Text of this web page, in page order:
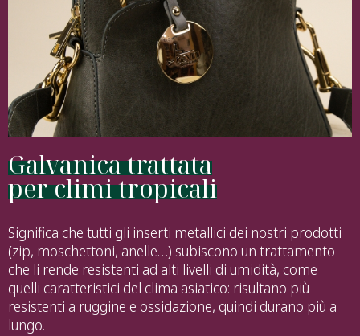
Galvanica trattata
per climi tropicali
Significa che tutti gli inserti metallici dei nostri prodotti
(zip, moschettoni, anelle…) subiscono un trattamento
che li rende resistenti ad alti livelli di umidità, come
quelli caratteristici del clima asiatico: risultano più
resistenti a ruggine e ossidazione, quindi durano più a
lungo.